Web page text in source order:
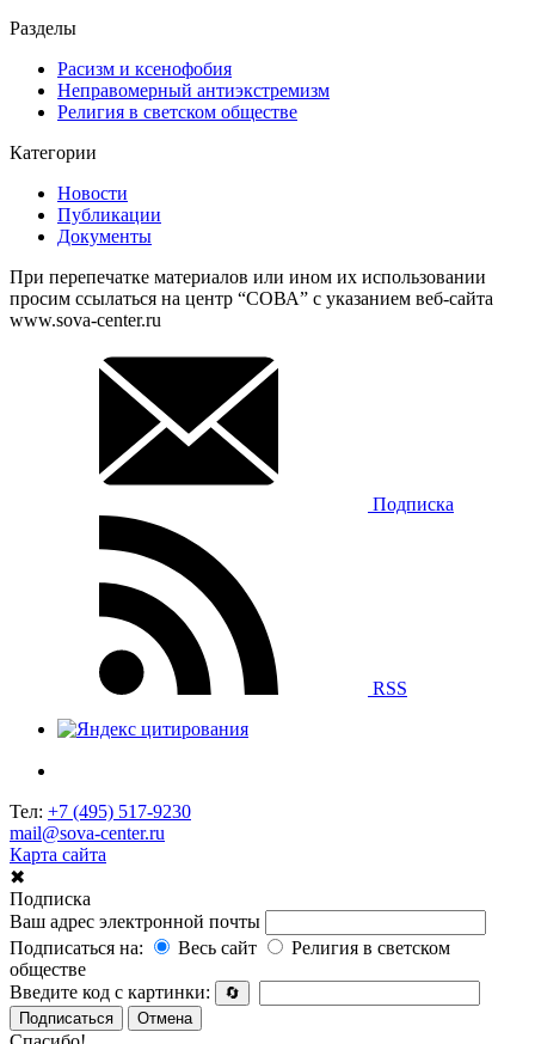
Разделы
Расизм и ксенофобия
Неправомерный антиэкстремизм
Религия в светском обществе
Категории
Новости
Публикации
Документы
При перепечатке материалов или ином их использовании
просим ссылаться на центр “СОВА” с указанием веб-сайта
www.sova-center.ru
Подписка
RSS
Тел: +7 (495) 517-9230
mail@sova-center.ru
Карта сайта
✖
Подписка
Ваш адрес электронной почты
Подписаться на:
Весь сайт
Религия в светском
обществе
Введите код с картинки:
🔄
Подписаться
Отмена